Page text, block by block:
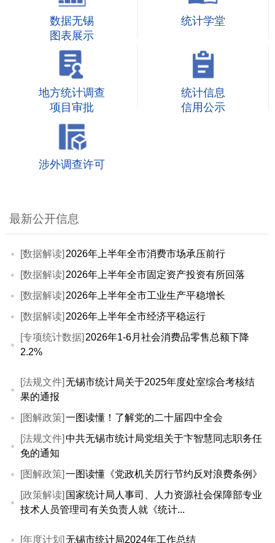
数据无锡
图表展示
统计学堂
地方统计调查
项目审批
统计信息
信用公示
涉外调查许可
最新公开信息
[数据解读] 2026年上半年全市消费市场承压前行
[数据解读] 2026年上半年全市固定资产投资有所回落
[数据解读] 2026年上半年全市工业生产平稳增长
[数据解读] 2026年上半年全市经济平稳运行
[专项统计数据] 2026年1-6月社会消费品零售总额下降
2.2%
[法规文件] 无锡市统计局关于2025年度处室综合考核结
果的通报
[图解政策] 一图读懂！了解党的二十届四中全会
[法规文件] 中共无锡市统计局党组关于卞智慧同志职务任
免的通知
[图解政策] 一图读懂《党政机关厉行节约反对浪费条例》
[政策解读] 国家统计局人事司、人力资源社会保障部专业
技术人员管理司有关负责人就《统计...
[年度计划] 无锡市统计局2024年工作总结